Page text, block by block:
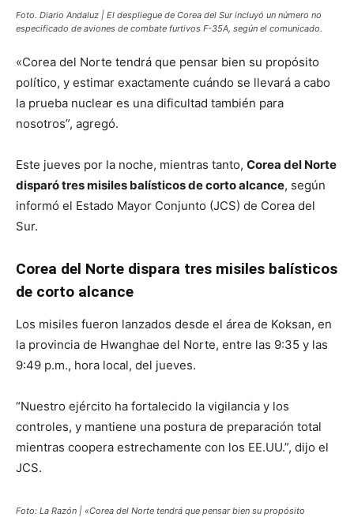
Foto. Diario Andaluz | El despliegue de Corea del Sur incluyó un número no
especificado de aviones de combate furtivos F-35A, según el comunicado.
«Corea del Norte tendrá que pensar bien su propósito
político, y estimar exactamente cuándo se llevará a cabo
la prueba nuclear es una dificultad también para
nosotros”, agregó.
Este jueves por la noche, mientras tanto, Corea del Norte
disparó tres misiles balísticos de corto alcance, según
informó el Estado Mayor Conjunto (JCS) de Corea del
Sur.
Corea del Norte dispara tres misiles balísticos
de corto alcance
Los misiles fueron lanzados desde el área de Koksan, en
la provincia de Hwanghae del Norte, entre las 9:35 y las
9:49 p.m., hora local, del jueves.
“Nuestro ejército ha fortalecido la vigilancia y los
controles, y mantiene una postura de preparación total
mientras coopera estrechamente con los EE.UU.”, dijo el
JCS.
Foto: La Razón | «Corea del Norte tendrá que pensar bien su propósito